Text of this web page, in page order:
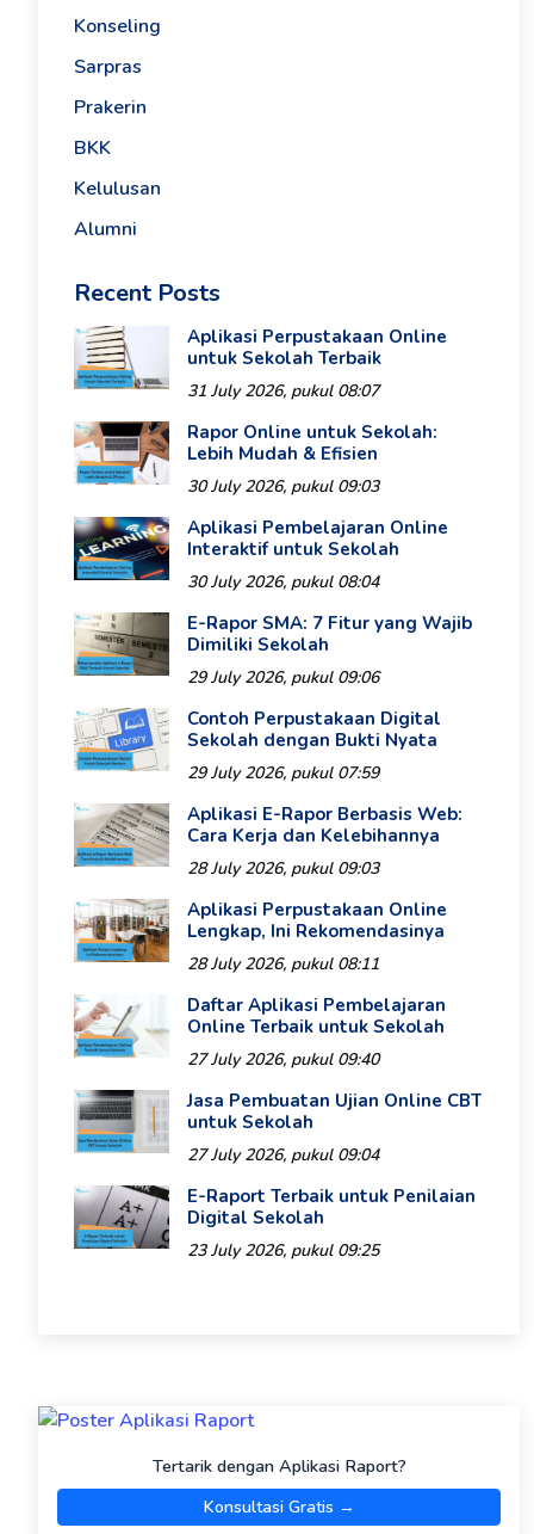
Konseling
Sarpras
Prakerin
BKK
Kelulusan
Alumni
Recent Posts
Aplikasi Perpustakaan Online
untuk Sekolah Terbaik
31 July 2026, pukul 08:07
Rapor Online untuk Sekolah:
Lebih Mudah & Efisien
30 July 2026, pukul 09:03
Aplikasi Pembelajaran Online
Interaktif untuk Sekolah
30 July 2026, pukul 08:04
E-Rapor SMA: 7 Fitur yang Wajib
Dimiliki Sekolah
29 July 2026, pukul 09:06
Contoh Perpustakaan Digital
Sekolah dengan Bukti Nyata
29 July 2026, pukul 07:59
Aplikasi E-Rapor Berbasis Web:
Cara Kerja dan Kelebihannya
28 July 2026, pukul 09:03
Aplikasi Perpustakaan Online
Lengkap, Ini Rekomendasinya
28 July 2026, pukul 08:11
Daftar Aplikasi Pembelajaran
Online Terbaik untuk Sekolah
27 July 2026, pukul 09:40
Jasa Pembuatan Ujian Online CBT
untuk Sekolah
27 July 2026, pukul 09:04
E-Raport Terbaik untuk Penilaian
Digital Sekolah
23 July 2026, pukul 09:25
Tertarik dengan Aplikasi Raport?
Konsultasi Gratis →